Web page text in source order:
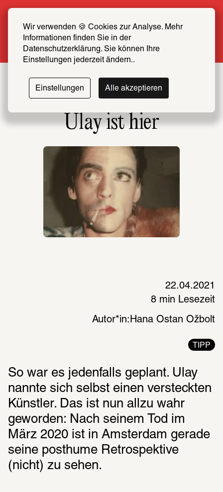
Wir verwenden 🍪 Cookies zur Analyse. Mehr
Informationen finden Sie in der
Datenschutzerklärung. Sie können Ihre
Einstellungen jederzeit ändern..
Einstellungen Alle akzeptieren
SCHIRN FREUND*IN werden
Mehr erfahren
Ulay ist hier
22.04.2021
8 min Lesezeit
Autor*in: Hana Ostan Ožbolt
TIPP
So war es jedenfalls geplant. Ulay
nannte sich selbst einen versteck­ten
Künst­ler. Das ist nun allzu wahr
geworden: Nach seinem Tod im
März 2020 ist in Amsterdam gerade
seine posthume Retrospektive
(nicht) zu sehen.